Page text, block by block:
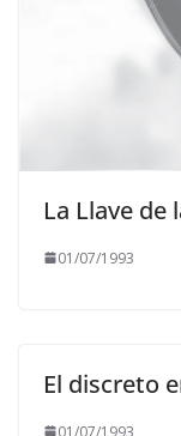
La Llave de
01/07/1993
El discreto
01/07/1993